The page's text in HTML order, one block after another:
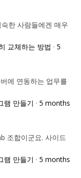
한 사람들에겐 매우
교체하는 방법 · 5
에 연동하는 업무를
램 만들기 · 5 months
조합이군요. 사이드
램 만들기 · 5 months